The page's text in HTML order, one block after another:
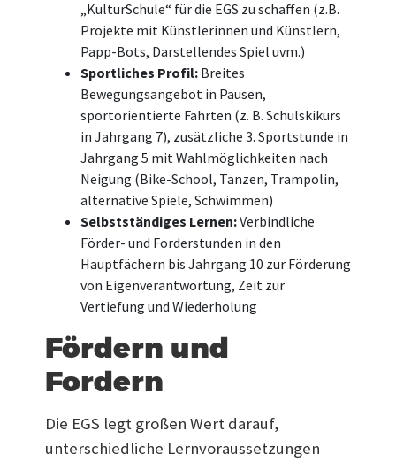
„KulturSchule“ für die EGS zu schaffen (z.B.
Projekte mit Künstlerinnen und Künstlern,
Papp-Bots, Darstellendes Spiel uvm.)
Sportliches Profil:Breites
Bewegungsangebot in Pausen,
sportorientierte Fahrten (z. B. Schulskikurs
in Jahrgang 7), zusätzliche 3. Sportstunde in
Jahrgang 5 mit Wahlmöglichkeiten nach
Neigung (Bike-School, Tanzen, Trampolin,
alternative Spiele, Schwimmen)
Selbstständiges Lernen:Verbindliche
Förder- und Forderstunden in den
Hauptfächern bis Jahrgang 10 zur Förderung
von Eigenverantwortung, Zeit zur
Vertiefung und Wiederholung
Fördern und
Fordern
Die EGS legt großen Wert darauf,
unterschiedliche Lernvoraussetzungen